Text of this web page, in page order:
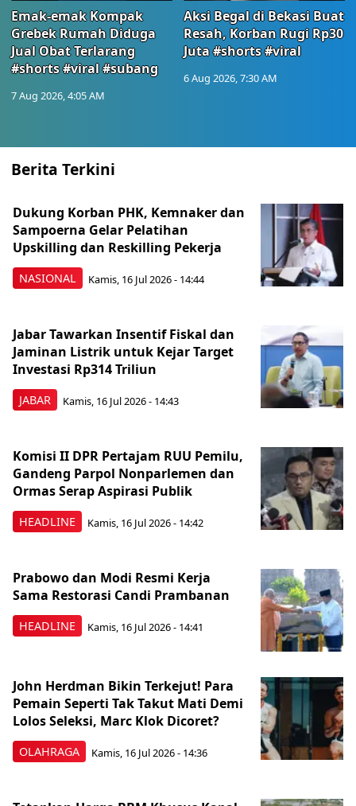
Emak-emak Kompak
Grebek Rumah Diduga
Jual Obat Terlarang
#shorts #viral #subang
7 Aug 2026, 4:05 AM
Aksi Begal di Bekasi Buat
Resah, Korban Rugi Rp30
Juta #shorts #viral
6 Aug 2026, 7:30 AM
Berita Terkini
NASIONAL
Dukung Korban PHK, Kemnaker dan
Sampoerna Gelar Pelatihan
Upskilling dan Reskilling Pekerja
Kamis, 16 Jul 2026 - 14:44
JABAR
Jabar Tawarkan Insentif Fiskal dan
Jaminan Listrik untuk Kejar Target
Investasi Rp314 Triliun
Kamis, 16 Jul 2026 - 14:43
HEADLINE
Komisi II DPR Pertajam RUU Pemilu,
Gandeng Parpol Nonparlemen dan
Ormas Serap Aspirasi Publik
Kamis, 16 Jul 2026 - 14:42
HEADLINE
Prabowo dan Modi Resmi Kerja
Sama Restorasi Candi Prambanan
Kamis, 16 Jul 2026 - 14:41
OLAHRAGA
John Herdman Bikin Terkejut! Para
Pemain Seperti Tak Takut Mati Demi
Lolos Seleksi, Marc Klok Dicoret?
Kamis, 16 Jul 2026 - 14:36